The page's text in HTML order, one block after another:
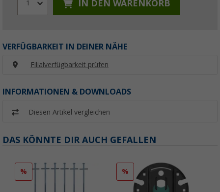
1 IN DEN WARENKORB
VERFÜGBARKEIT IN DEINER NÄHE
Filialverfügbarkeit prüfen
INFORMATIONEN & DOWNLOADS
Diesen Artikel vergleichen
DAS KÖNNTE DIR AUCH GEFALLEN
% %